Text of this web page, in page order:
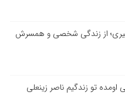
از زندگی شخصی و همسرش
اومده تو زندگیم ناصر زینعلی